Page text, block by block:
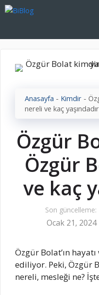
İçeriğe
Anasayfa - Kimdir -
nereli ve kaç
Özgür
Özgür
ve kaç
Son güncelleme:
Ocak 21, 2024
Özgür Bolat’ın
ediliyor. Peki, Özgür
nereli, mesleği ne?